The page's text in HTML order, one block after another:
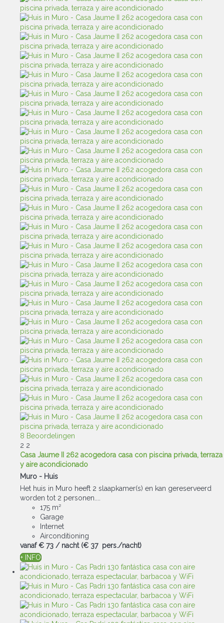
8 Beoordelingen
2 2
Casa Jaume II 262 acogedora casa con piscina privada, terraza
y aire acondicionado
Muro - Huis
Het huis in Muro heeft 2 slaapkamer(s) en kan gereserveerd
worden tot 2 personen....
175 m²
Garage
Internet
Airconditioning
vanaf € 73 / nacht (€ 37 pers./nacht)
+ INFO